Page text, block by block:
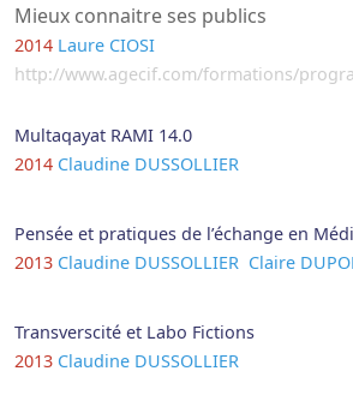
Mieux connaitre ses publics
2014 Laure CIOSI
http://www.agecif.com/formations/
Multaqayat RAMI 14.0
2014 Claudine DUSSOLLIER
Pensée et pratiques de l’échange en
2013 Claudine DUSSOLLIER Claire
Transverscité et Labo Fictions
2013 Claudine DUSSOLLIER